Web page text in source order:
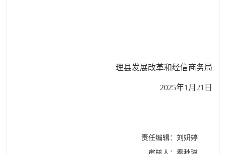
理县发展改革和经信商务局
2025年1月 21 日
责任编辑：刘妍婷